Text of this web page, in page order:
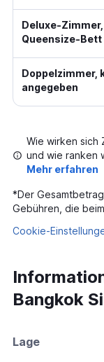
Deluxe-Zimmer,
Queensize-Bett
Doppelzimmer,
angegeben
Wie wirken sich
und wie ranken
Mehr erfahren
*Der
Gebühren, die
Cookie-
Bangkok
Lage